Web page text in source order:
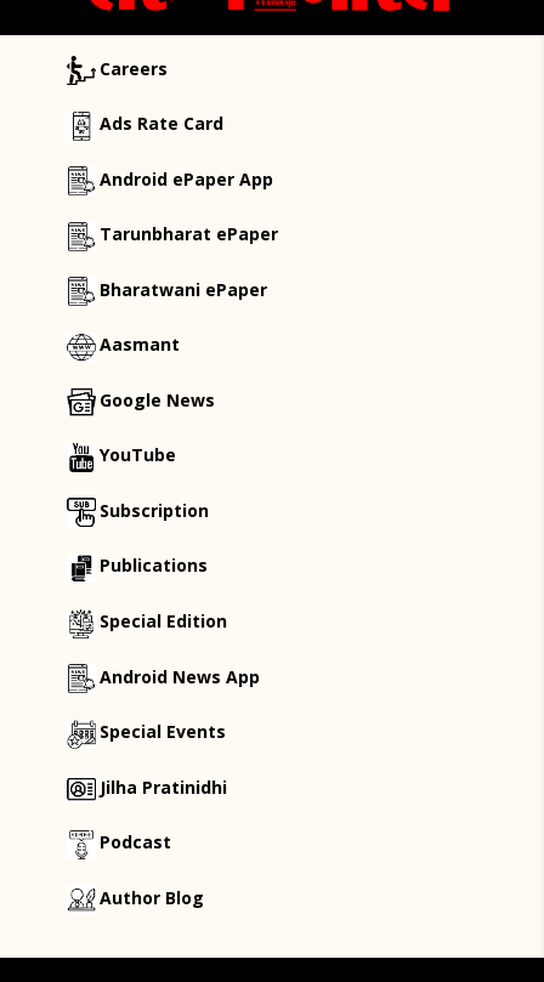
Careers
Ads Rate Card
Android ePaper App
Tarunbharat ePaper
Bharatwani ePaper
Aasmant
Google News
YouTube
Subscription
Publications
Special Edition
Android News App
Special Events
Jilha Pratinidhi
Podcast
Author Blog